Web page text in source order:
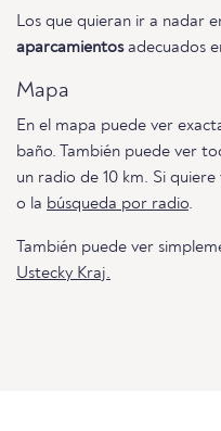
Los que quieran ir a nadar
aparcamientosadecuados
Mapa
En el mapa puede ver
baño. También puede ver
un radio de 10 km. Si
o la búsqueda por radio.
También puede ver
Ustecky Kraj.